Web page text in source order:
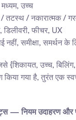
उच्च
/ तटस्थ / नकारात्मक /
डिलीवरी, फीचर, UX
नहीं, समीक्षा, समर्थन
{शिकायत, उच्च,
गया है, तुरंत एक
— नियम उदाहरण और